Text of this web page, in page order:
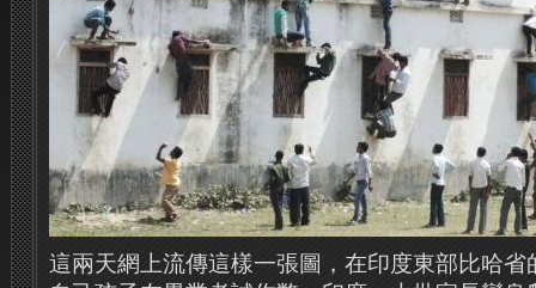
這兩天網上流傳這樣一張圖，在印度東部比哈省